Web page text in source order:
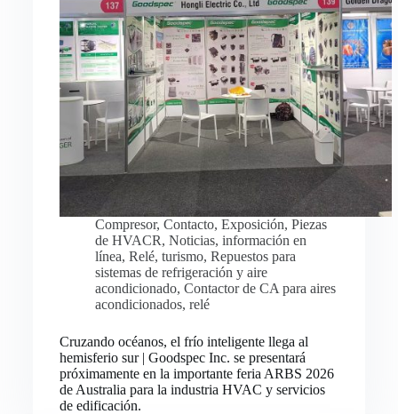
Compresor, Contacto, Exposición, Piezas
de HVACR, Noticias, información en
línea, Relé, turismo, Repuestos para
sistemas de refrigeración y aire
acondicionado, Contactor de CA para aires
acondicionados, relé
Cruzando océanos, el frío inteligente llega al
hemisferio sur | Goodspec Inc. se presentará
próximamente en la importante feria ARBS 2026
de Australia para la industria HVAC y servicios
de edificación.